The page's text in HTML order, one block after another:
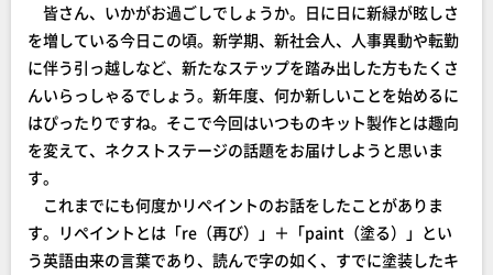
皆さん、いかがお過ごしでしょうか。日に日に新緑が眩しさ
を増している今日この頃。新学期、新社会人、人事異動や転勤
に伴う引っ越しなど、新たなステップを踏み出した方もたくさ
んいらっしゃるでしょう。新年度、何か新しいことを始めるに
はぴったりですね。そこで今回はいつものキット製作とは趣向
を変えて、ネクストステージの話題をお届けしようと思いま
す。
これまでにも何度かリペイントのお話をしたことがありま
す。リペイントとは「re（再び）」＋「paint（塗る）」とい
う英語由来の言葉であり、読んで字の如く、すでに塗装したキ